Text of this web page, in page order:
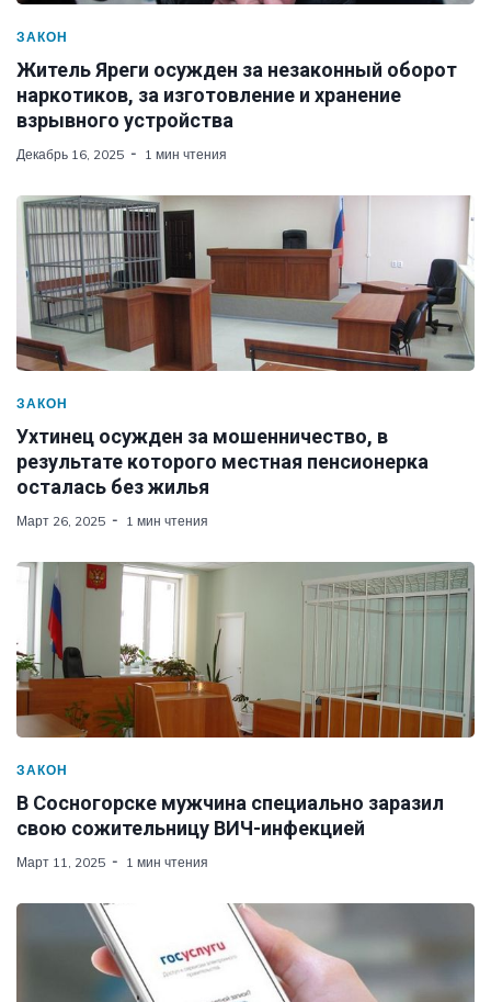
ЗАКОН
Житель Яреги осужден за незаконный оборот
наркотиков, за изготовление и хранение
взрывного устройства
Декабрь 16, 2025 1 мин чтения
ЗАКОН
Ухтинец осужден за мошенничество, в
результате которого местная пенсионерка
осталась без жилья
Март 26, 2025 1 мин чтения
ЗАКОН
В Сосногорске мужчина специально заразил
свою сожительницу ВИЧ-инфекцией
Март 11, 2025 1 мин чтения